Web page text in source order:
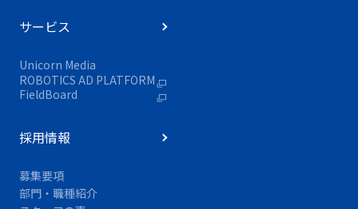
サービス
Unicorn Media
ROBOTICS AD PLATFORM
FieldBoard
採用情報
募集要項
部門・職種紹介